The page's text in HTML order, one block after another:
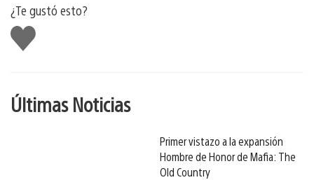
¿Te gustó esto?
Me
gusta
Últimas Noticias
Primer vistazo a la expansión
Hombre de Honor de Mafia: The
Old Country